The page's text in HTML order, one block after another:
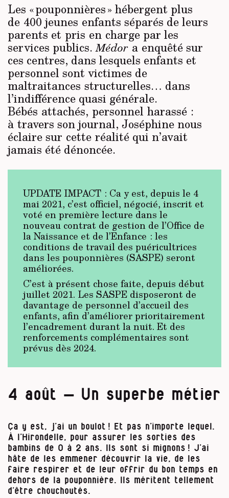
Les « pouponnières » hébergent plus
de 400 jeunes enfants séparés de leurs
parents et pris en charge par les
services publics.Médor a enquêté sur
ces centres, dans lesquels enfants et
personnel sont victimes de
maltraitances structurelles… dans
l’indifférence quasi générale.
Bébés attachés, personnel harassé :
à travers son journal, Joséphine nous
éclaire sur cette réalité qui n’avait
jamais été dénoncée.
UPDATE IMPACT : Ca y est, depuis le 4
mai 2021, c’est officiel, négocié, inscrit et
voté en première lecture dans le
nouveau contrat de gestion de l’Office de
la Naissance et de l’Enfance : les
conditions de travail des puéricultrices
dans les pouponnières (SASPE) seront
améliorées.
C’est à présent chose faite, depuis début
juillet 2021. Les SASPE disposeront de
davantage de personnel d’accueil des
enfants, afin d’améliorer prioritairement
l’encadrement durant la nuit. Et des
renforcements complémentaires sont
prévus dès 2024.
4 août – Un superbe métier
Ça y est, j’ai un boulot ! Et pas n’importe lequel.
À
l’Hirondelle,
pour assurer les sorties des
bambins de 0 à 2 ans. Ils sont si mignons ! J’ai
hâte de les emmener découvrir la vie, de les
faire respirer et de leur offrir du bon temps en
dehors de la pouponnière. Ils méritent tellement
d’être chouchoutés.